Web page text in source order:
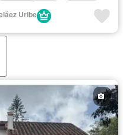
Agua
Uribe